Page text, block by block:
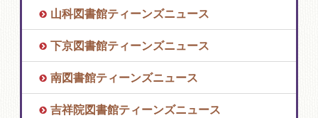
山科図書館ティーンズニュース
下京図書館ティーンズニュース
南図書館ティーンズニュース
吉祥院図書館ティーンズニュース